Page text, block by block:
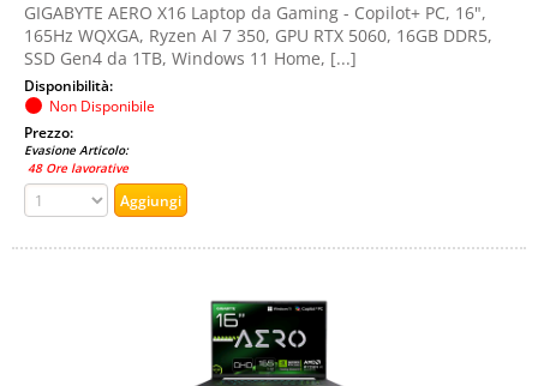
GIGABYTE AERO X16 Laptop da Gaming - Copilot+ PC, 16",
165Hz WQXGA, Ryzen AI 7 350, GPU RTX 5060, 16GB DDR5,
SSD Gen4 da 1TB, Windows 11 Home, [...]
Disponibilità:
Non Disponibile
Prezzo:
Evasione Articolo:
48 Ore lavorative